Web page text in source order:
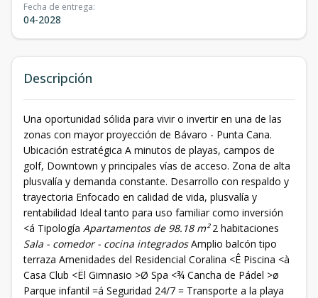
Fecha de entrega:
04-2028
Descripción
Una oportunidad sólida para vivir o invertir en una de las
zonas con mayor proyección de Bávaro - Punta Cana.
Ubicación estratégica A minutos de playas, campos de
golf, Downtown y principales vías de acceso. Zona de alta
plusvalía y demanda constante. Desarrollo con respaldo y
trayectoria Enfocado en calidad de vida, plusvalía y
rentabilidad Ideal tanto para uso familiar como inversión
<á Tipología Apartamentos de 98.18 m²2 habitaciones
Sala - comedor - cocina integradosAmplio balcón tipo
terraza Amenidades del Residencial Coralina <Ê Piscina <à
Casa Club <Ël Gimnasio >Ø Spa <¾ Cancha de Pádel >ø
Parque infantil =á Seguridad 24/7 = Transporte a la playa